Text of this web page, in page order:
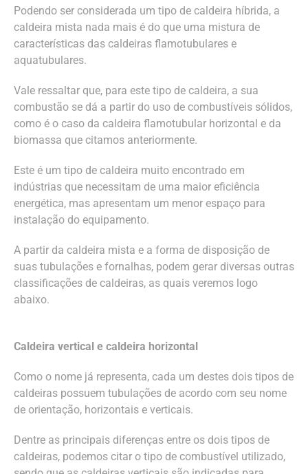
Podendo ser considerada um tipo de caldeira híbrida, a
caldeira mista nada mais é do que uma mistura de
características das caldeiras flamotubulares e
aquatubulares.
Vale ressaltar que, para este tipo de caldeira, a sua
combustão se dá a partir do uso de combustíveis sólidos,
como é o caso da caldeira flamotubular horizontal e da
biomassa que citamos anteriormente.
Este é um tipo de caldeira muito encontrado em
indústrias que necessitam de uma maior eficiência
energética, mas apresentam um menor espaço para
instalação do equipamento.
A partir da caldeira mista e a forma de disposição de
suas tubulações e fornalhas, podem gerar diversas outras
classificações de caldeiras, as quais veremos logo
abaixo.
Caldeira vertical e caldeira horizontal
Como o nome já representa, cada um destes dois tipos de
caldeiras possuem tubulações de acordo com seu nome
de orientação, horizontais e verticais.
Dentre as principais diferenças entre os dois tipos de
caldeiras, podemos citar o tipo de combustível utilizado,